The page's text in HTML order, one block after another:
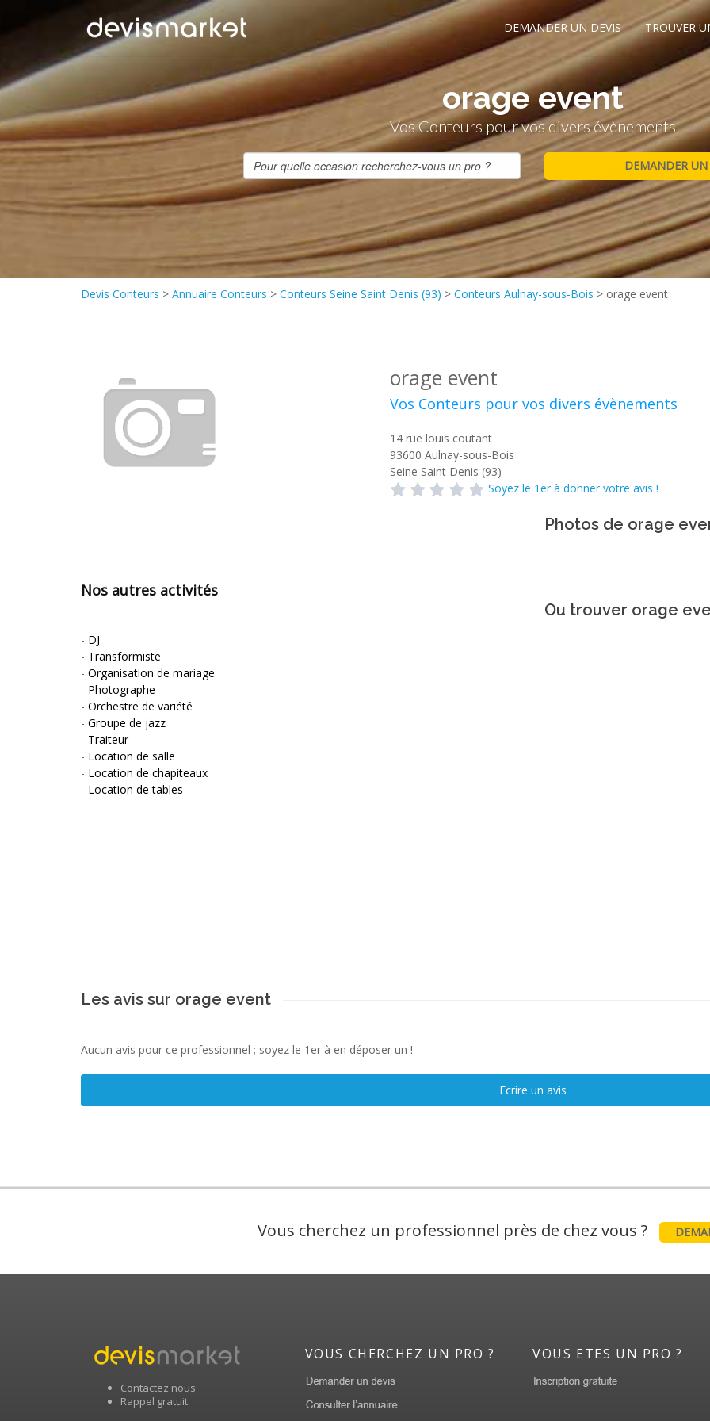
DEMANDER UN DEVIS TROUVER
orage event
Vos Conteurs pour vos divers évènements
Devis Conteurs > Annuaire Conteurs > Conteurs Seine Saint Denis (93) > Conteurs Aulnay-sous-Bois > orage event
orage event
Vos Conteurs pour vos divers évènements
14 rue louis coutant
93600 Aulnay-sous-Bois
Seine Saint Denis (93)
Soyez le 1er à donner votre avis !
Nos autres activités
- DJ
- Transformiste
- Organisation de mariage
- Photographe
- Orchestre de variété
- Groupe de jazz
- Traiteur
- Location de salle
- Location de chapiteaux
- Location de tables
Photos de orage
Ou trouver orage
Les avis sur orage event
Aucun avis pour ce professionnel ; soyez le 1er à en déposer un !
Ecrire un avis
Vous cherchez un professionnel près de chez vous ?
Contactez nous
Rappel gratuit
VOUS CHERCHEZ UN PRO ? VOUS ETES UN PRO ?